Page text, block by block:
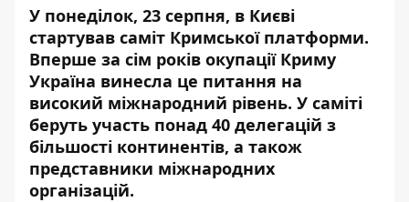
У понеділок, 23 серпня, в Києві
стартував саміт Кримської платформи.
Вперше за сім років окупації Криму
Україна винесла це питання на
високий міжнародний рівень. У саміті
беруть участь понад 40 делегацій з
більшості континентів, а також
представники міжнародних
організацій.